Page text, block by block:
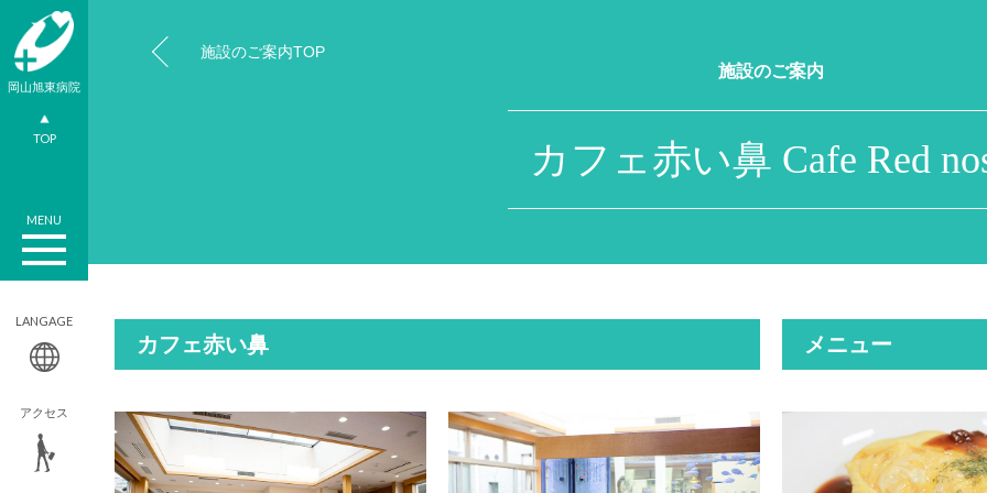
施設のご案内
カフェ赤い鼻 Cafe Red
施設のご案内TOP
カフェ赤い鼻 メニュー
岡山旭東病院
TOP
MENU
LANGAGE
アクセス